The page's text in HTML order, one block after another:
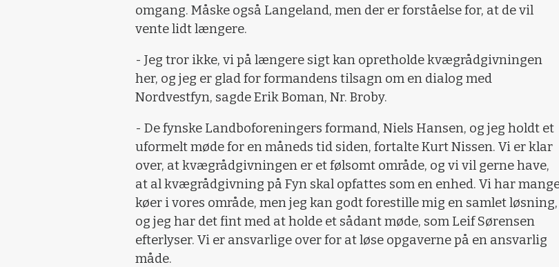
omgang. Måske også Langeland, men der er forståelse for, at de vil
vente lidt længere.
- Jeg tror ikke, vi på længere sigt kan opretholde kvægrådgivningen
her, og jeg er glad for formandens tilsagn om en dialog med
Nordvestfyn, sagde Erik Boman, Nr. Broby.
- De fynske Landboforeningers formand, Niels Hansen, og jeg holdt et
uformelt møde for en måneds tid siden, fortalte Kurt Nissen. Vi er klar
over, at kvægrådgivningen er et følsomt område, og vi vil gerne have,
at al kvægrådgivning på Fyn skal opfattes som en enhed. Vi har
køer i vores område, men jeg kan godt forestille mig en samlet løsning,
og jeg har det fint med at holde et sådant møde, som Leif Sørensen
efterlyser. Vi er ansvarlige over for at løse opgaverne på en ansvarlig
måde.